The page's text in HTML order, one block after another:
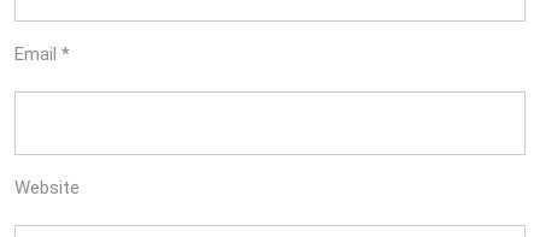
Email *
Website